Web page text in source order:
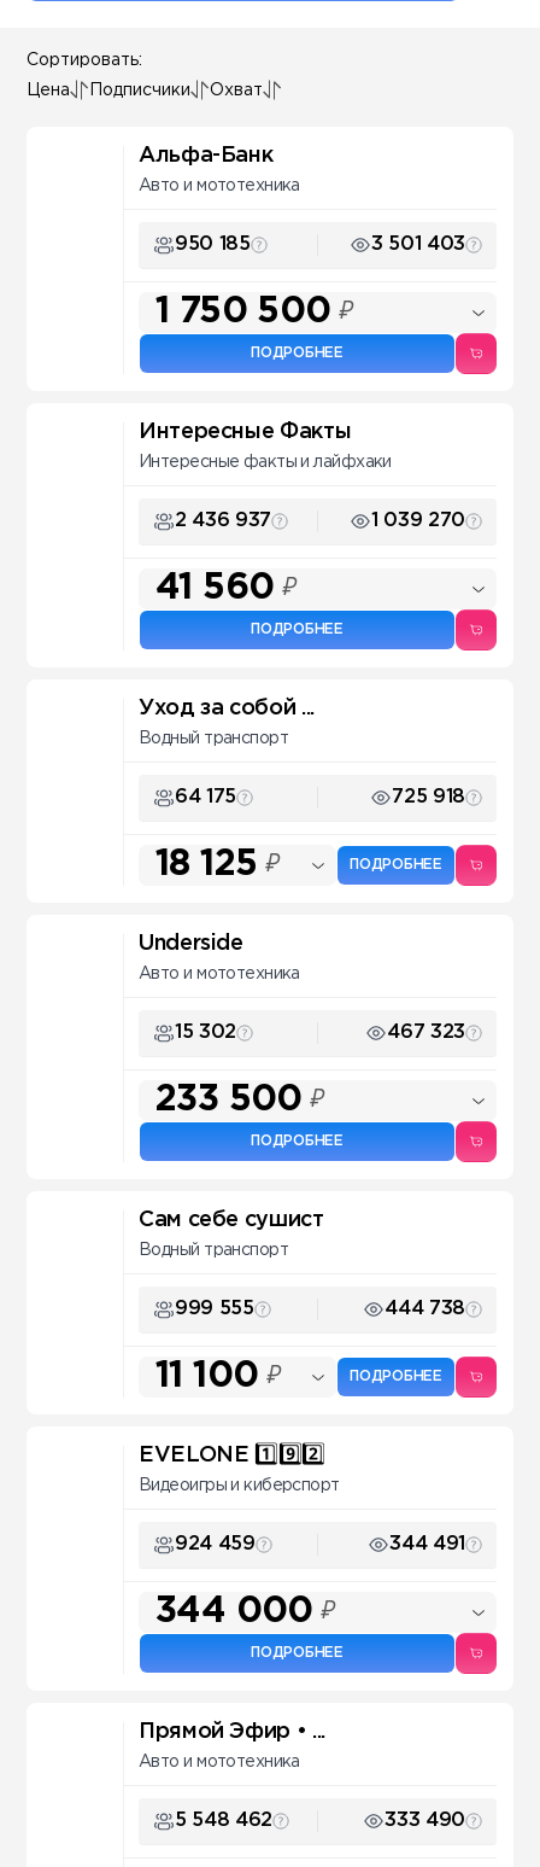
Сортировать:
Цена Подписчики Охват
Альфа-Банк
Авто и мототехника
950 185 3 501 403
1 750 500 ₽
ПОДРОБНЕЕ
Интересные Факты
Интересные факты и лайфхаки
2 436 937 1 039 270
41 560 ₽
ПОДРОБНЕЕ
Уход за собой ...
Водный транспорт
64 175 725 918
18 125 ₽ ПОДРОБНЕЕ
Underside
Авто и мототехника
15 302 467 323
233 500 ₽
ПОДРОБНЕЕ
Сам себе сушист
Водный транспорт
999 555 444 738
11 100 ₽ ПОДРОБНЕЕ
EVELONE 1️⃣9️⃣2️⃣
Видеоигры и киберспорт
924 459 344 491
344 000 ₽
ПОДРОБНЕЕ
Прямой Эфир • ...
Авто и мототехника
5 548 462 333 490